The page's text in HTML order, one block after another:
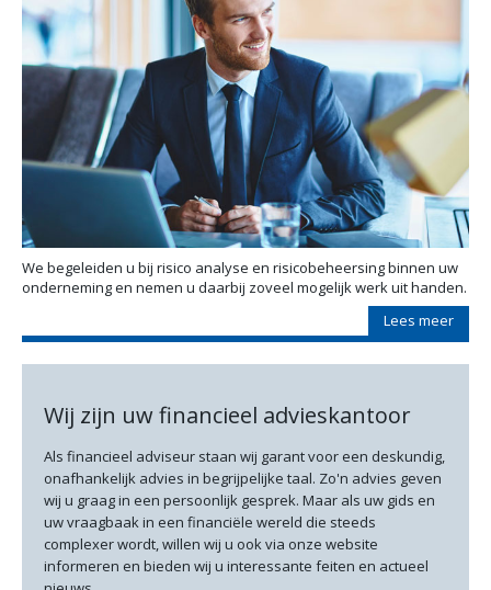
We begeleiden u bij risico analyse en risicobeheersing binnen uw
onderneming en nemen u daarbij zoveel mogelijk werk uit handen.
Lees meer
Wij zijn uw financieel advieskantoor
Als financieel adviseur staan wij garant voor een deskundig,
onafhankelijk advies in begrijpelijke taal. Zo'n advies geven
wij u graag in een persoonlijk gesprek. Maar als uw gids en
uw vraagbaak in een financiële wereld die steeds
complexer wordt, willen wij u ook via onze website
informeren en bieden wij u interessante feiten en actueel